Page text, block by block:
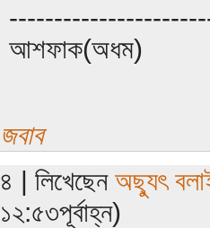
আশফাক(অধম)
জবাব
৪ | লিখেছেন অছ্যুৎ
১২:৫৩পূর্বাহ্ন)